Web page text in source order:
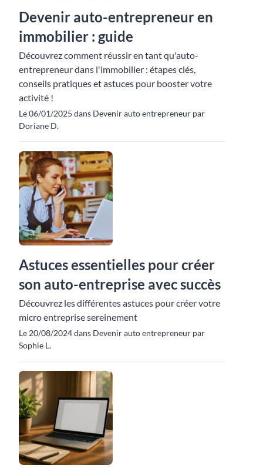
Devenir auto-entrepreneur en
immobilier : guide
Découvrez comment réussir en tant qu'auto-
entrepreneur dans l'immobilier : étapes clés,
conseils pratiques et astuces pour booster votre
activité !
Le 06/01/2025 dans Devenir auto entrepreneur par
Doriane D.
Astuces essentielles pour créer
son auto-entreprise avec succès
Découvrez les différentes astuces pour créer votre
micro entreprise sereinement
Le 20/08/2024 dans Devenir auto entrepreneur par
Sophie L.